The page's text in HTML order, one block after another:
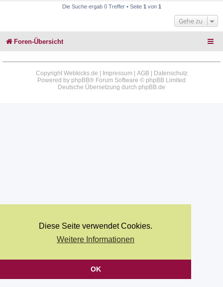
Diese Seite verwendet Cookies.
Weitere Informationen
OK
Die Suche ergab 0 Treffer • Seite 1 von 1
Gehe zu
Foren-Übersicht
Copyright Webkicks.de | Impressum AGB|
Datenschutz
Powered by phpBB® Forum Software © phpBB Limited
Deutsche Übersetzung durch phpBB.de